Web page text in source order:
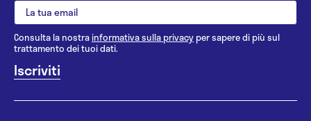
Consulta la nostrainformativa sulla privacy per sapere di più sul
trattamento dei tuoi dati.